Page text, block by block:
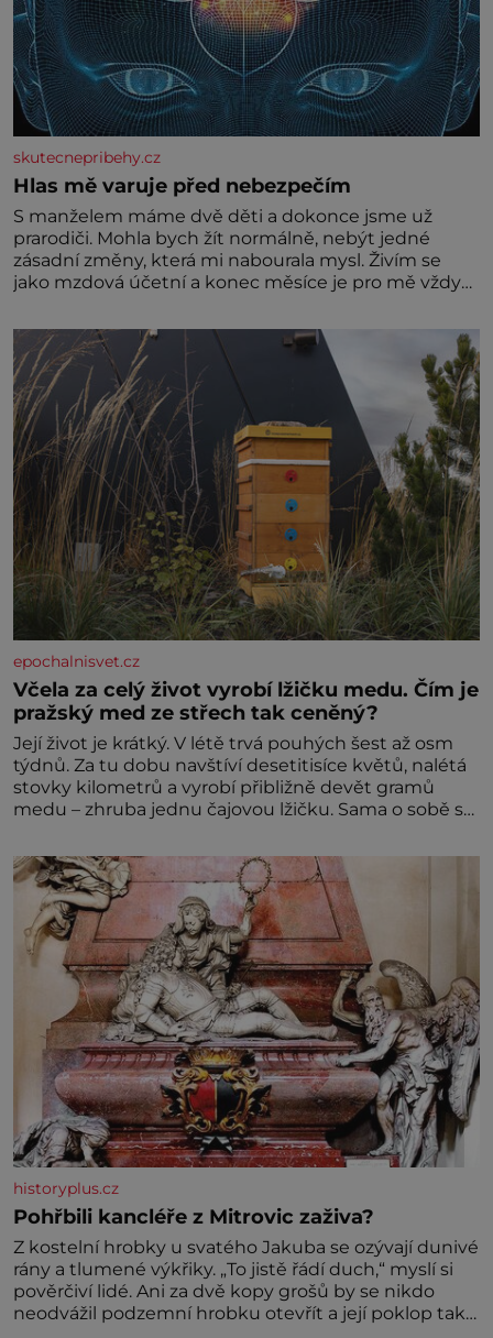
skutecnepribehy.cz
Hlas mě varuje před nebezpečím
S manželem máme dvě děti a dokonce jsme už
prarodiči. Mohla bych žít normálně, nebýt jedné
zásadní změny, která mi nabourala mysl. Živím se
jako mzdová účetní a konec měsíce je pro mě vždy
máme vnoučata, mi dcera čím dál častěji volá o
pomoc, co se hlídání týče. Dalo by se
epochalnisvet.cz
Včela za celý život vyrobí lžičku medu. Čím je
pražský med ze střech tak ceněný?
Její život je krátký. V létě trvá pouhých šest až osm
týdnů. Za tu dobu navštíví desetitisíce květů, nalétá
stovky kilometrů a vyrobí přibližně devět gramů
medu – zhruba jednu čajovou lžičku. Sama o sobě se
dalšími desítkami tisíc příslušnic svého včelstva,
vznikne jeden z nejdokonalejších organismů
historyplus.cz
Pohřbili kancléře z Mitrovic zaživa?
Z kostelní hrobky u svatého Jakuba se ozývají dunivé
rány a tlumené výkřiky. „To jistě řádí duch,“ myslí si
pověrčiví lidé. Ani za dvě kopy grošů by se nikdo
neodvážil podzemní hrobku otevřít a její poklop tak